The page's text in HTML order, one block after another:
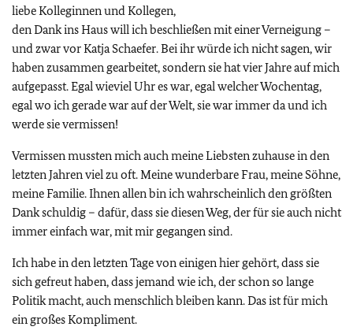
liebe Kolleginnen und Kollegen,
den Dank ins Haus will ich beschließen mit einer Verneigung –
und zwar vor Katja Schaefer. Bei ihr würde ich nicht sagen, wir
haben zusammen gearbeitet, sondern sie hat vier Jahre auf mich
aufgepasst. Egal wieviel Uhr es war, egal welcher Wochentag,
egal wo ich gerade war auf der Welt, sie war immer da und ich
werde sie vermissen!
Vermissen mussten mich auch meine Liebsten zuhause in den
letzten Jahren viel zu oft. Meine wunderbare Frau, meine Söhne,
meine Familie. Ihnen allen bin ich wahrscheinlich den größten
Dank schuldig – dafür, dass sie diesen Weg, der für sie auch nicht
immer einfach war, mit mir gegangen sind.
Ich habe in den letzten Tage von einigen hier gehört, dass sie
sich gefreut haben, dass jemand wie ich, der schon so lange
Politik macht, auch menschlich bleiben kann. Das ist für mich
ein großes Kompliment.